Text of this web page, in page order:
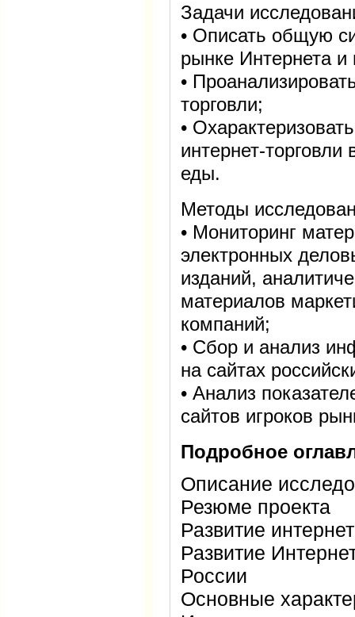
Задачи
• Описать общую
рынке Интернета и
•
торговли;
•
интернет-торговли
еды.
Методы
• Мониторинг
электронных
изданий,
материалов
компаний;
• Сбор и анализ
на сайтах
• Анализ
сайтов игроков
Подробное
Описание
Резюме проекта
Развитие
Развитие
России
Основные